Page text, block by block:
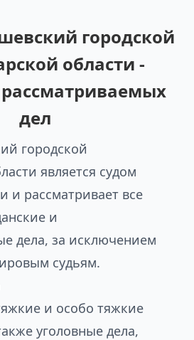
городской
области -
дел
городской
является судом
и рассматривает все
и
дела, за исключением
судьям.
и особо тяжкие
уголовные дела,